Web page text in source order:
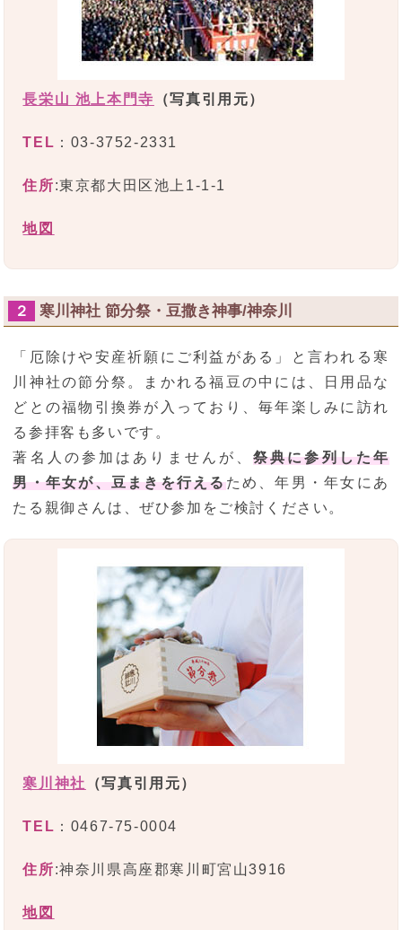
長栄山 池上本門寺 （写真引用元）
TEL ：03-3752-2331
住所:東京都大田区池上1-1-1
地図
２ 寒川神社 節分祭・豆撒き神事/神奈川
「厄除けや安産祈願にご利益がある」と言われる寒
川神社の節分祭。まかれる福豆の中には、日用品な
どとの福物引換券が入っており、毎年楽しみに訪れ
る参拝客も多いです。
著名人の参加はありませんが、祭典に参列した年
男・年女が、豆まきを行えるため、年男・年女にあ
たる親御さんは、ぜひ参加をご検討ください。
寒川神社 （写真引用元）
TEL ：0467-75-0004
住所:神奈川県高座郡寒川町宮山3916
地図